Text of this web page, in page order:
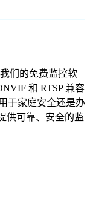
们的免费监控软
和 RTSP 兼容
于家庭安全还是办
供可靠、安全的监